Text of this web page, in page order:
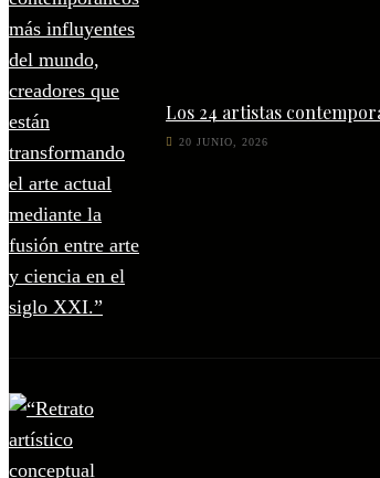
Los 24 artistas
20 JUNIO, 2026